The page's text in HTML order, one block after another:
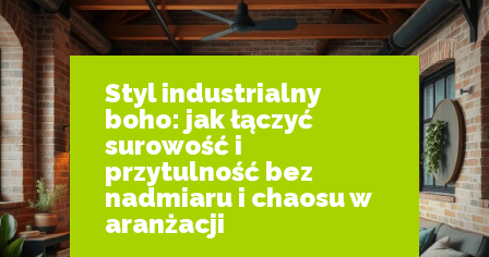
Styl industrialny
boho: jak łączyć
surowość i
przytulność bez
nadmiaru i chaosu w
aranżacji